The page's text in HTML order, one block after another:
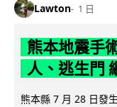
Lawton 1 日
熊本地震手
人、逃生門
熊本縣 7 月 28 日發